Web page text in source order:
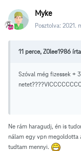
Myke
Posztolva: 2021.
11 perce, Z0lee1986
Szóval még fizessek +
Ne rám haragudj, én is
nálam egy vpn megoldotta
tudtam mennyi.